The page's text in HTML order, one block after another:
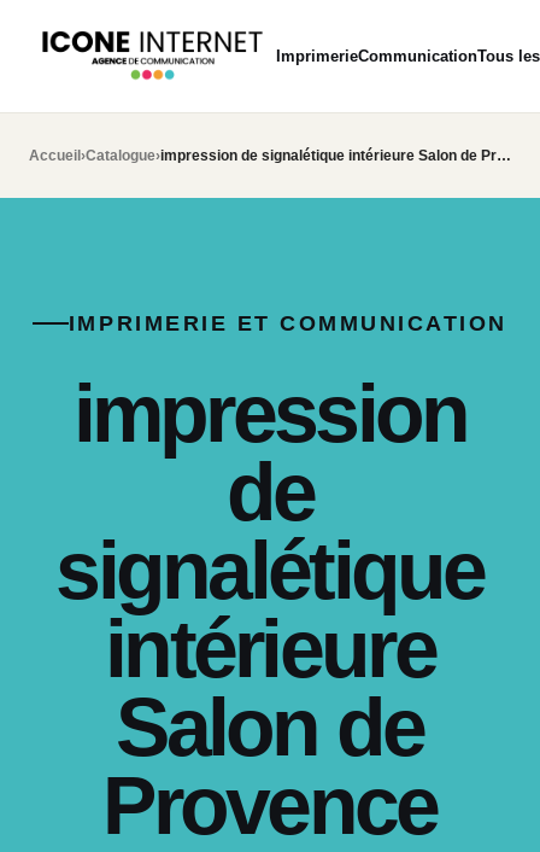
ImprimerieCommunicationTous
Accueil ›Catalogue› impression de signalétique intérieure Salon de Provence
IMPRIMERIE ET COMMUNICATION
impression
de
signalétique
intérieure
Salon de
Provence